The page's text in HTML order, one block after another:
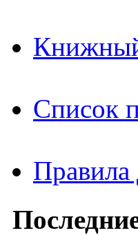
Список
Правила